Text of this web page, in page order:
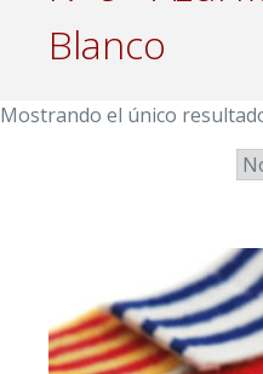
Blanco
Mostrando el único